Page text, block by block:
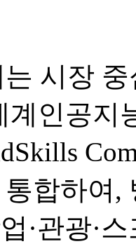
시장
계인공지
합하여,
·관광·